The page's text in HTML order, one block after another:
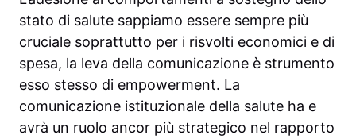
stato di salute sappiamo essere sempre più
cruciale soprattutto per i risvolti economici e di
spesa, la leva della comunicazione è strumento
esso stesso di empowerment. La
comunicazione istituzionale della salute ha e
avrà un ruolo ancor più strategico nel rapporto